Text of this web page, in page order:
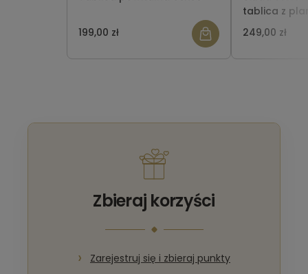
199,00 zł
tablica z
249,00 zł
Zbieraj korzyści
Zarejestruj się i zbieraj punkty